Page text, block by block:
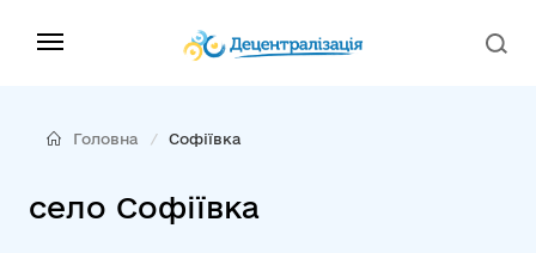
Головна Софіївка
село Софіївка